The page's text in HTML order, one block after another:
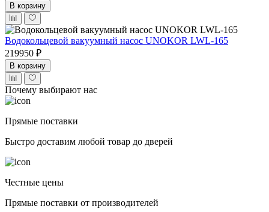
В корзину
Водокольцевой вакуумный насос UNOKOR LWL-165
219950 ₽
В корзину
Почему выбирают нас
Прямые поставки
Быстро доставим любой товар до дверей
Честные цены
Прямые поставки от производителей